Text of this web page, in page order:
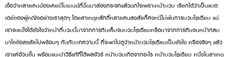
เชื่อว่าหลายคนต้องเคยมีโมเมนต์ที่ตื่นมาส่องกระจกแล้วตกใจเพราะหน้าบวม เรียกได้ว่าเป็นแบด
เดย์ของผู้หญิงอย่างเราสุดๆ โดยสาเหตุหลักที่หลายคนสงสัยก็คงหนีไม่พ้นการบวมโซเดียม แต่
เราจะแน่ใจได้ยังไงว่าหน้าที่บวมนี้มาจากการกินเค็มจนบวมโซเดียมหรือมาจากการกินจนหน้ากลม
มาไขข้อสงสัยไปพร้อมๆ กันกับบทความนี้ ที่จะพาไปดูว่าหน้าบวมโซเดียมเป็นยังไง หรือจริงๆ แล้ว
เราแค่อ้วนขึ้น พร้อมแนะนำวิธีแก้ที่ได้ผลชัวร์ หน้าบวมเกิดจากอะไร หน้าบวมโซเดียม หนึ่งในสาเหตุ